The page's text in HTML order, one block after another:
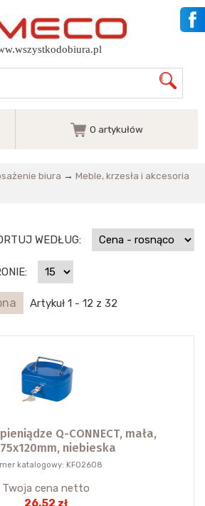
0 artykułów
biura → Meble, krzesła i akcesoria
WEDŁUG:
Artykuł 1 - 12 z 32
Q-CONNECT, mała,
niebieska
katalogowy: KF02608
Twoja cena netto
26.52 zł